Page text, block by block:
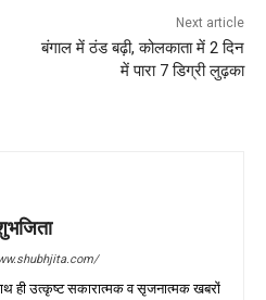
Next article
बंगाल में ठंड बढ़ी, कोलकाता में 2 दिन
में पारा 7 डिग्री लुढ़का
ही उत्कृष्ट सकारात्मक व सृजनात्मक खबरों